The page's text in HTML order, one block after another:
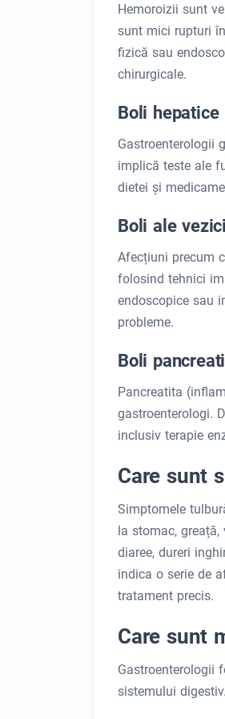
Hemoroizii sunt
sunt mici rupturi
fizică sau
chirurgicale.
Boli hepatice
Gastroenterologii
implică teste ale
dietei și
Boli ale
Afecțiuni precum
folosind tehnici
endoscopice sau
probleme.
Boli
Pancreatita
gastroenterologi.
inclusiv terapie
Care sunt
Simptomele
la stomac,
diaree, dureri
indica o serie de
tratament precis.
Care sunt
Gastroenterologii
sistemului